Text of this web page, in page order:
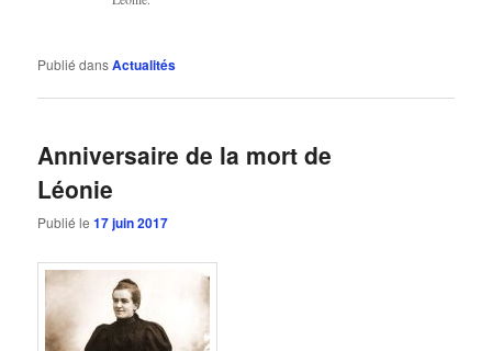
Publié dansActualités
Anniversaire de la mort de
Léonie
Publié le17 juin 2017